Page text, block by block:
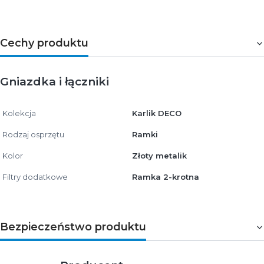
Cechy produktu
Gniazdka i łączniki
Kolekcja Karlik DECO
Rodzaj osprzętu Ramki
Kolor Złoty metalik
Filtry dodatkowe Ramka 2-krotna
Bezpieczeństwo produktu